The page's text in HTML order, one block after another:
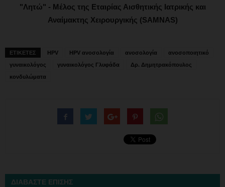
"Λητώ" - Μέλος της Εταιρίας Αισθητικής Ιατρικής και
Αναίμακτης Χειρουργικής (SAMNAS)
ΕΤΙΚΕΤΕΣ HPV HPV ανοσολογία ανοσολογία
ανοσοποιητικό
γυναικολόγος
γυναικολόγος Γλυφάδα
Δρ. Δημητρακόπουλος
κονδυλώματα
ΔΙΑΒΑΣΤΕ ΕΠΙΣΗΣ